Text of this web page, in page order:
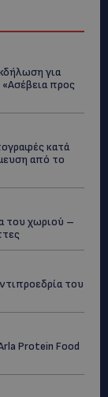
για
προς
κατά
από το
του χωριού –
του
Protein Food